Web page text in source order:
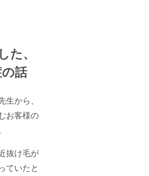
た、
話
から、
お客様の
抜け毛が
ていたと